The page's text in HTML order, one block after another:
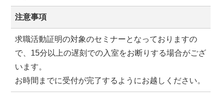
注意事項
求職活動証明の対象のセミナーとなっておりますの
で、15分以上の遅刻での入室をお断りする場合がござ
います。
お時間までに受付が完了するようにお越しください。